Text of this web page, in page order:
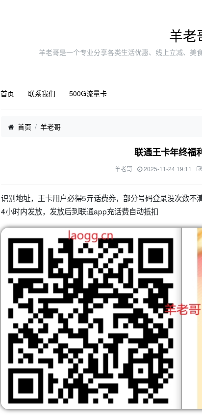
羊老
羊老哥是一个专业分享各类生活优惠、线上立减、美
首页 联系我们 500G流量卡
首页 羊老哥
联通王卡年终福
羊老哥 2025-11-24 19:11
识别地址，王卡用户必得5亓话费券，部分号码登录没次数
4小时内发放，发放后到联通app充话费自动抵扣